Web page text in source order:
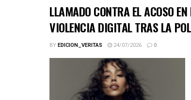
LLAMADO CONTRA EL ACOSO
VIOLENCIA DIGITAL TRAS LA
BYEDICION_VERITAS 24/07/2026 0